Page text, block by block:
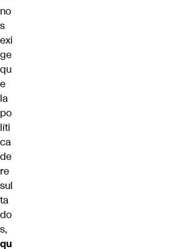
no
s
exi
ge
qu
e
la
po
líti
ca
de
re
sul
ta
do
s,
qu